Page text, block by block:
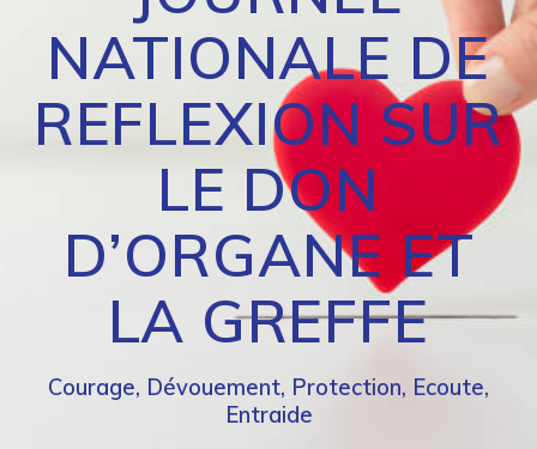
NATIONALE DE
REFLEXION SUR
LE DON
D’ORGANE ET
LA GREFFE
Courage, Dévouement, Protection, Ecoute,
Entraide